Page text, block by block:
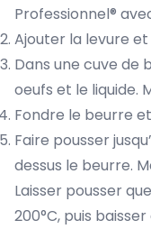
Professionnel®
Ajouter la levure et
Dans une cuve de
oeufs et le liquide.
Fondre le beurre
Faire pousser
dessus le beurre.
Laisser pousser
200°C, puis baisser